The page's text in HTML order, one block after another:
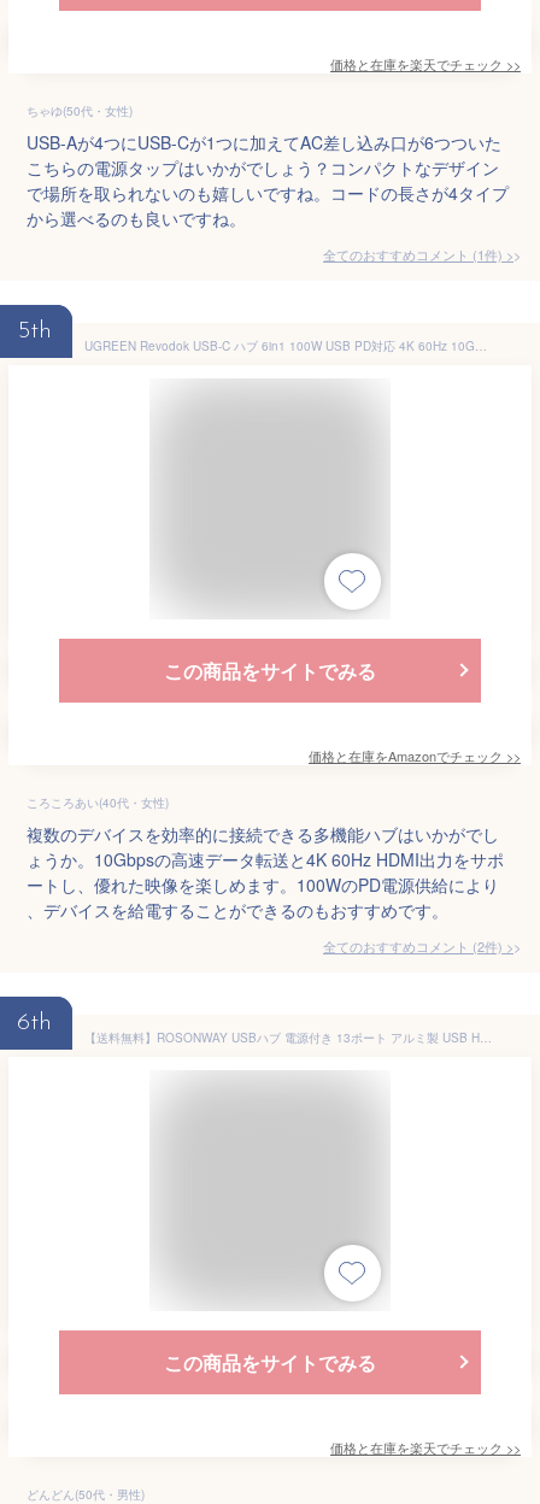
価格と在庫を楽天でチェック >>
ちゃゆ(50代・女性)
USB-Aが4つにUSB-Cが1つに加えてAC差し込み口が6つついた
こちらの電源タップはいかがでしょう？コンパクトなデザイン
で場所を取られないのも嬉しいですね。コードの長さが4タイプ
から選べるのも良いですね。
全てのおすすめコメント (1件) >
5th
UGREEN Revodok USB-C ハブ 6in1 100W USB PD対応 4K 60Hz 10Gbps 高速データ転送 HDMIポート USB C 3.2 & USB-A 3.2 MacBook Pro/Air、iPad Pro、Thinkpad Rog Ally などに対応
この商品をサイトでみる
価格と在庫をAmazonでチェック >>
ころころあい(40代・女性)
複数のデバイスを効率的に接続できる多機能ハブはいかがでし
ょうか。10Gbpsの高速データ転送と4K 60Hz HDMI出力をサポ
ートし、優れた映像を楽しめます。100WのPD電源供給により
、デバイスを給電することができるのもおすすめです。
全てのおすすめコメント (2件) >
6th
【送料無料】ROSONWAY USBハブ 電源付き 13ポート アルミ製 USB Hub 3.0 72W 5Gbps高速転送 セルフパワー 独立スイッチ付 12V/6A ACアダプタ付き(RSH-A13-5G)
この商品をサイトでみる
価格と在庫を楽天でチェック >>
どんどん(50代・男性)